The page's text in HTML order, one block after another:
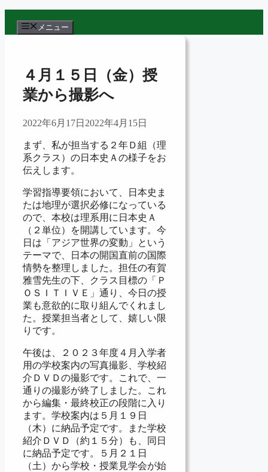
メニュー
４月１５日（金）授
業から撮影へ
2022年6月17日 2022年4月15日
まず、私が担当する２年Ｄ組（理
系クラス）の日本史Ａの様子をお
伝えします。
学習指導要領において、日本史ま
たは地理が選択必修になっている
ので、本校は理系用に日本史Ａ
（２単位）を開講しています。今
日は「アジア世界の変動」という
テーマで、日本の開国直前の国際
情勢を整理しました。担任の有賀
雅雪先生の下、クラス目標の「Ｐ
ＯＳＩＴＩＶＥ」通り、今日の授
業も意欲的に取り組んでくれまし
た。授業担当者として、嬉しい限
りです。
午後は、２０２３年度４月入学者
用の学校案内の写真撮影、学校紹
介ＤＶＤの撮影です。これで、一
通りの撮影が終了しました。これ
から編集・最終校正の段階に入り
ます。学校案内は５月１９日
（木）に納品予定です。また学校
紹介ＤＶＤ（約１５分）も、同日
に納品予定です。５月２１日
（土）から学校・授業見学会が始